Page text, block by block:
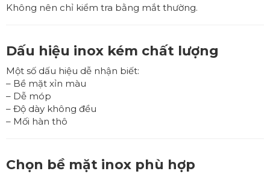
Không nên chỉ kiểm tra bằng mắt thường.
Dấu hiệu inox kém chất lượng
Một số dấu hiệu dễ nhận biết:
– Bề mặt xỉn màu
– Dễ móp
– Độ dày không đều
– Mối hàn thô
Chọn bề mặt inox phù hợp